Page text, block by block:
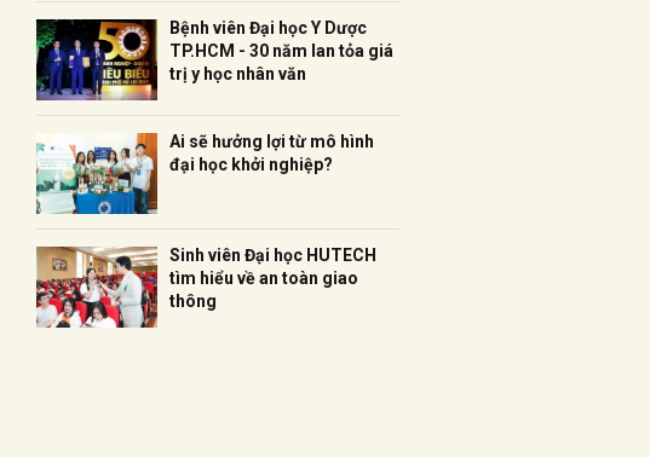
Bệnh viên Đại học Y Dược
TP.HCM - 30 năm lan tỏa giá
trị y học nhân văn
Ai sẽ hưởng lợi từ mô hình
đại học khởi nghiệp?
Sinh viên Đại học HUTECH
tìm hiểu về an toàn giao
thông